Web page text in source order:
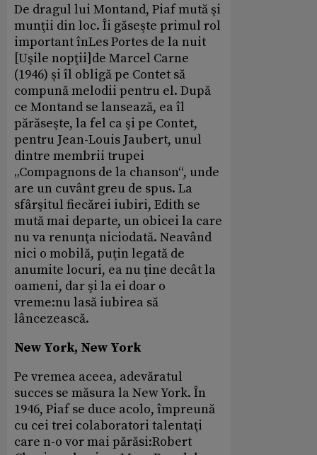
De dragul lui Montand, Piaf mută şi
munţii din loc. Îi găseşte primul rol
important înLes Portes de la nuit
[Uşile nopţii]de Marcel Carne
(1946) şi îl obligă pe Contet să
compună melodii pentru el. După
ce Montand se lansează, ea îl
părăseşte, la fel ca şi pe Contet,
pentru Jean-Louis Jaubert, unul
dintre membrii trupei
„Compagnons de la chanson“, unde
are un cuvânt greu de spus. La
sfârşitul fiecărei iubiri, Edith se
mută mai departe, un obicei la care
nu va renunţa niciodată. Neavând
nici o mobilă, puţin legată de
anumite locuri, ea nu ţine decât la
oameni, dar şi la ei doar o
vreme:nu lasă iubirea să
lâncezească.
New York, New York
Pe vremea aceea, adevăratul
succes se măsura la New York. În
1946, Piaf se duce acolo, împreună
cu cei trei colaboratori talentaţi
care n-o vor mai părăsi:Robert